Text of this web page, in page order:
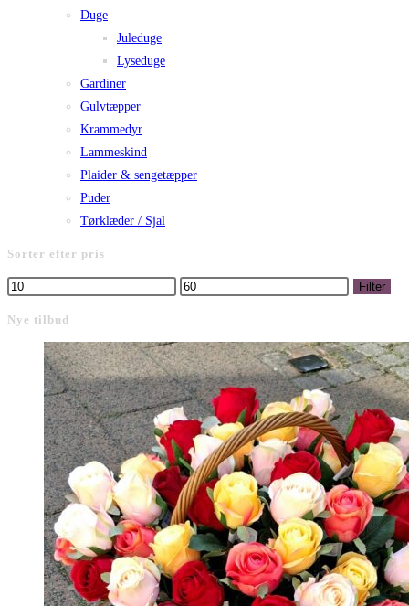
Duge
Juleduge
Lyseduge
Gardiner
Gulvtæpper
Krammedyr
Lammeskind
Plaider & sengetæpper
Puder
Tørklæder / Sjal
Sorter efter pris
Mindste
Højeste
Filter
Nye tilbud